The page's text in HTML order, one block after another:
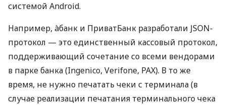
системой Android.
Например, àбанк и ПриватБанк разработали JSON-
протокол — это единственный кассовый протокол,
поддерживающий сочетание со всеми вендорами
в парке банка (Ingenico, Verifone, PAX). В то же
время, не нужно печатать чеки с терминала (в
случае реализации печатания терминального чека